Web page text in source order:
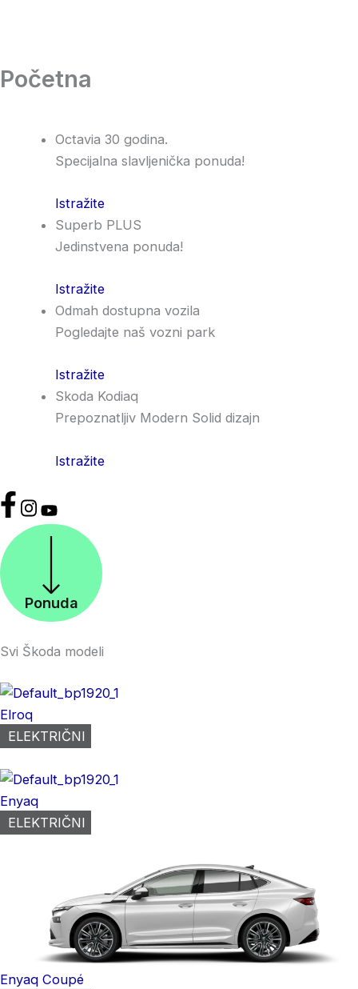
Početna
Octavia 30 godina.
Specijalna slavljenička ponuda!
Istražite
Superb PLUS
Jedinstvena ponuda!
Istražite
Odmah dostupna vozila
Pogledajte naš vozni park
Istražite
Skoda Kodiaq
Prepoznatljiv Modern Solid dizajn
Istražite
Ponuda
Svi Škoda modeli
Elroq
ELEKTRIČNI
Enyaq
ELEKTRIČNI
Enyaq Coupé